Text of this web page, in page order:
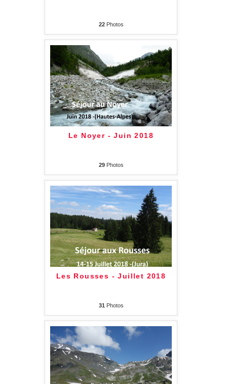
22Photos
Le Noyer - Juin 2018
29Photos
Les Rousses - Juillet 2018
31 Photos